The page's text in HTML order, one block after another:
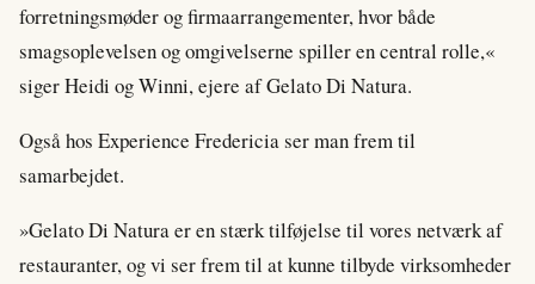
forretningsmøder og firmaarrangementer, hvor både
smagsoplevelsen og omgivelserne spiller en central rolle,«
siger Heidi og Winni, ejere af Gelato Di Natura.
Også hos Experience Fredericia ser man frem til
samarbejdet.
»Gelato Di Natura er en stærk tilføjelse til vores netværk af
restauranter, og vi ser frem til at kunne tilbyde virksomheder